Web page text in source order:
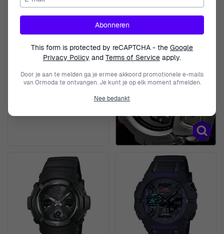
Analoog En Digitaal 'G-shock'
Abonneren
This form is protected by reCAPTCHA - the Google
Privacy Policy and Terms of Service apply.
Door je aan te melden ga je ermee akkoord promotionele e-mails
van Ormoda te ontvangen. Je kunt je op elk moment afmelden.
Nee bedankt